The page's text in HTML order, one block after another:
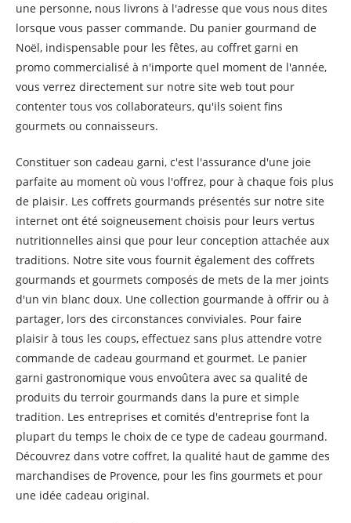
une personne, nous livrons à l'adresse que vous nous dites
lorsque vous passer commande. Du panier gourmand de
Noël, indispensable pour les fêtes, au coffret garni en
promo commercialisé à n'importe quel moment de l'année,
vous verrez directement sur notre site web tout pour
contenter tous vos collaborateurs, qu'ils soient fins
gourmets ou connaisseurs.
Constituer son cadeau garni, c'est l'assurance d'une joie
parfaite au moment où vous l'offrez, pour à chaque fois plus
de plaisir. Les coffrets gourmands présentés sur notre site
internet ont été soigneusement choisis pour leurs vertus
nutritionnelles ainsi que pour leur conception attachée aux
traditions. Notre site vous fournit également des coffrets
gourmands et gourmets composés de mets de la mer joints
d'un vin blanc doux. Une collection gourmande à offrir ou à
partager, lors des circonstances conviviales. Pour faire
plaisir à tous les coups, effectuez sans plus attendre votre
commande de cadeau gourmand et gourmet. Le panier
garni gastronomique vous envoûtera avec sa qualité de
produits du terroir gourmands dans la pure et simple
tradition. Les entreprises et comités d'entreprise font la
plupart du temps le choix de ce type de cadeau gourmand.
Découvrez dans votre coffret, la qualité haut de gamme des
marchandises de Provence, pour les fins gourmets et pour
une idée cadeau original.